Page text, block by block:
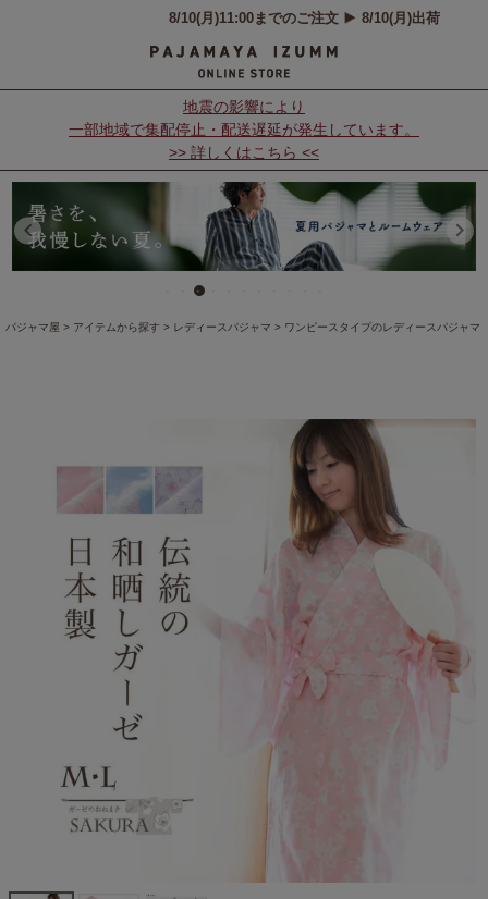
地震の影響により
一部地域で集配停止・配送遅延が発生しています。
>> 詳しくはこちら <<
パジャマ屋 アイテムから探す レディースパジャマ ワンピースタイプのレディースパジャマ